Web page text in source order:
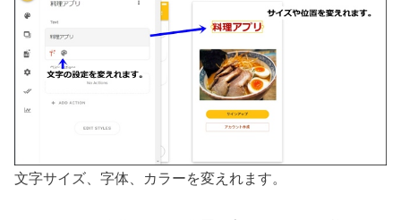
文字サイズ、字体、カラーを変えれます。